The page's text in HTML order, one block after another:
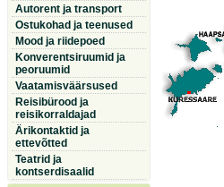
Autorent ja transport
Ostukohad ja teenused
Mood ja riidepoed
Konverentsiruumid ja
peoruumid
Vaatamisväärsused
Reisibürood ja
reisikorraldajad
Ärikontaktid ja
ettevõtted
Teatrid ja
kontserdisaalid